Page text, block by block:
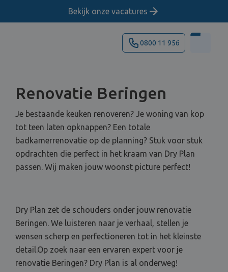
Bekijk onze vacatures
0800 11 956
Renovatie Beringen
Je bestaande keuken renoveren? Je woning van kop
tot teen laten opknappen? Een totale
badkamerrenovatie op de planning? Stuk voor stuk
opdrachten die perfect in het kraam van Dry Plan
passen. Wij maken jouw woonst picture perfect!
Dry Plan zet de schouders onder jouw renovatie
Beringen. We luisteren naar je verhaal, stellen je
wensen scherp en perfectioneren tot in het kleinste
detail.Op zoek naar een ervaren expert voor je
renovatie Beringen? Dry Plan is al onderweg!